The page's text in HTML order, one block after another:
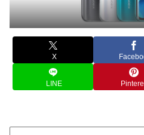
X
LINE